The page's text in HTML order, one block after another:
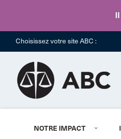
Choisissez votre site ABC :
NOTRE IMPACT